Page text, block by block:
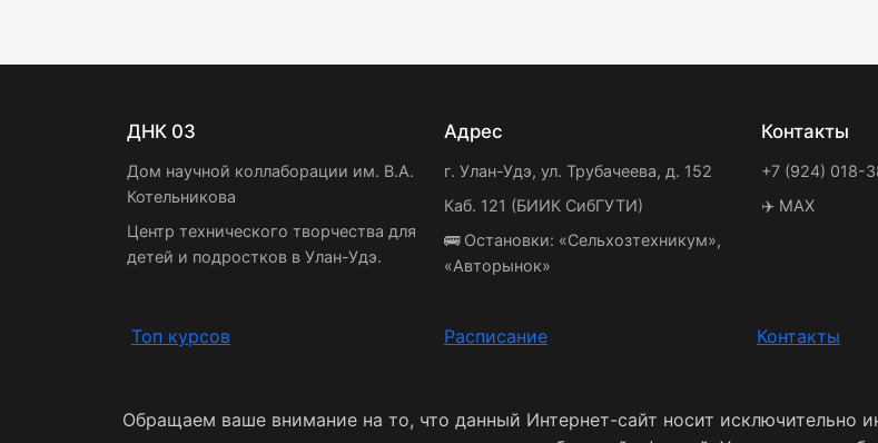
ДНК 03
Дом научной коллаборации им. В.А.
Котельникова
Центр технического творчества для
детей и подростков в Улан-Удэ.
Адрес
г. Улан-Удэ, ул. Трубачеева, д. 152
Каб. 121 (БИИК СибГУТИ)
🚌 Остановки: «Сельхозтехникум»,
«Авторынок»
Контакты
+7 (924) 018-
✈️ MAX
Топ курсов Расписание Контакты
Обращаем ваше внимание на то, что данный Интернет-сайт носит исключительно